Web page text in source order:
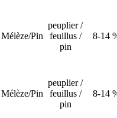
Mélèze/Pin
peuplier /
feuillus /
pin
8-14
Mélèze/Pin
peuplier /
feuillus /
pin
8-14